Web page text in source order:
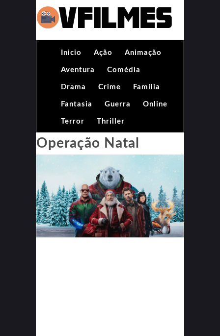
Inicio Ação Animação
Aventura Comédia
Drama Crime Família
Fantasia Guerra Online
Terror Thriller
Operação Natal